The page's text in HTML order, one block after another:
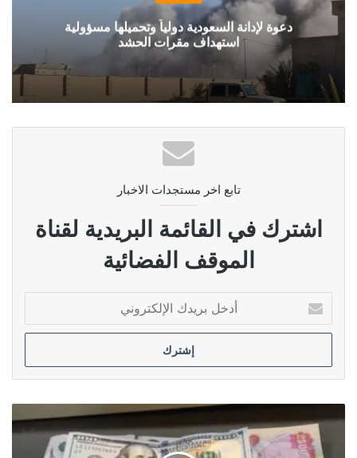
دعوة لإدانة السعودية دولياً وتحميلها مسؤولية
استهداف مقرات الحشد
تابع اخر مستجدات الاخبار
اشترك في القائمة البريدية لقناة
الموقف الفضائية
بريدك
الإلكتروني
واشنطن
تتحكم